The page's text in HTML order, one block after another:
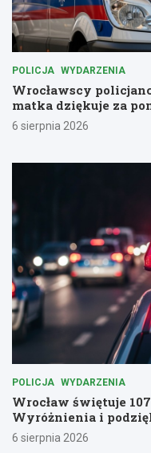
POLICJA WYDARZENIA
Wrocławscy
matka dziękuje za
6 sierpnia 2026
POLICJA WYDARZENIA
Wrocław świętuje
Wyróżnienia i
6 sierpnia 2026